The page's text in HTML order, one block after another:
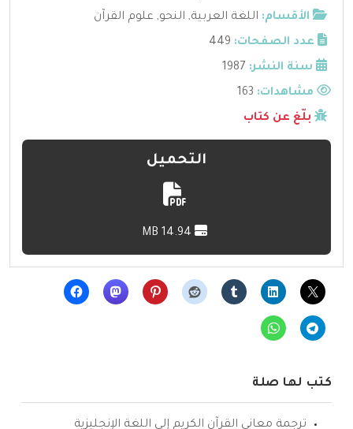
الأقسام: اللغة العربية, النحو, علوم القرآن
عدد الصفحات: 449
سنة النشر: 1987
مشاهدات:
بلّغ عن كتاب
التحميل
كتب لها صلة
ترجمة معاني القرآن الكريم إلى اللغة الإنجليزية